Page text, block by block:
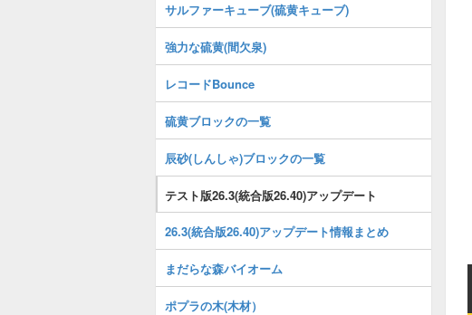
サルファーキューブ(硫黄キューブ)
強力な硫黄(間欠泉)
レコードBounce
硫黄ブロックの一覧
辰砂(しんしゃ)ブロックの一覧
テスト版26.3(統合版26.40)アップデート
26.3(統合版26.40)アップデート情報まとめ
まだらな森バイオーム
ポプラの木(木材）